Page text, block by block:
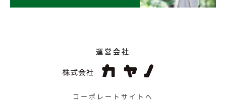
運営会社
コーポレートサイトへ